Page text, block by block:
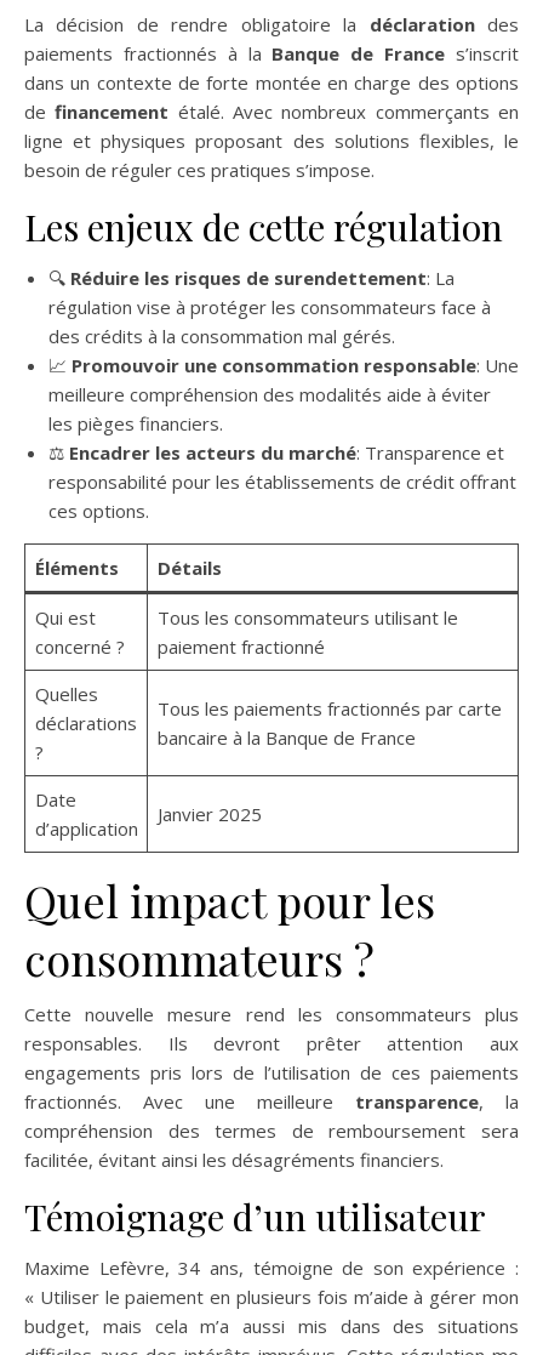
La décision de rendre obligatoire la déclarationdes
paiements fractionnés à la Banque de France s’inscrit
dans un contexte de forte montée en charge des options
definancement étalé. Avec nombreux commerçants en
ligne et physiques proposant des solutions flexibles, le
besoin de réguler ces pratiques s’impose.
Les enjeux de cette régulation
🔍 Réduire les risques de surendettement: La
régulation vise à protéger les consommateurs face à
des crédits à la consommation mal gérés.
📈 Promouvoir une consommation responsable: Une
meilleure compréhension des modalités aide à éviter
les pièges financiers.
⚖️ Encadrer les acteurs du marché: Transparence et
responsabilité pour les établissements de crédit offrant
ces options.
Éléments Détails
Qui est
concerné ?
Tous les consommateurs utilisant le
paiement fractionné
Quelles
déclarations
?
Tous les paiements fractionnés par carte
bancaire à la Banque de France
Date
d’application
Janvier 2025
Quel impact pour les
consommateurs ?
Cette nouvelle mesure rend les consommateurs plus
responsables. Ils devront prêter attention aux
engagements pris lors de l’utilisation de ces paiements
fractionnés. Avec une meilleure transparence, la
compréhension des termes de remboursement sera
facilitée, évitant ainsi les désagréments financiers.
Témoignage d’un utilisateur
Maxime Lefèvre, 34 ans, témoigne de son expérience :
« Utiliser le paiement en plusieurs fois m’aide à gérer mon
budget, mais cela m’a aussi mis dans des situations